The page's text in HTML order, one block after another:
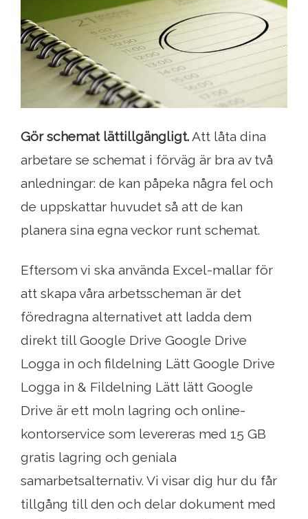
Gör schemat lättillgängligt.Att låta dina
arbetare se schemat i förväg är bra av två
anledningar: de kan påpeka några fel och
de uppskattar huvudet så att de kan
planera sina egna veckor runt schemat.
Eftersom vi ska använda Excel-mallar för
att skapa våra arbetsscheman är det
föredragna alternativet att ladda dem
direkt till Google Drive Google Drive
Logga in och fildelning Lätt Google Drive
Logga in & Fildelning Lätt lätt Google
Drive är ett moln lagring och online-
kontorservice som levereras med 15 GB
gratis lagring och geniala
samarbetsalternativ. Vi visar dig hur du får
tillgång till den och delar dokument med